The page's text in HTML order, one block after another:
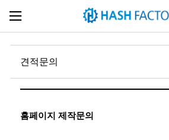
견적문의
홈페이지 제작문의